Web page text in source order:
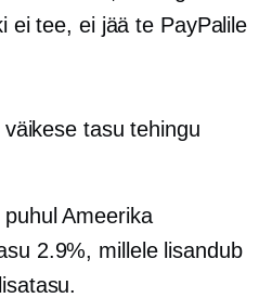
ei tee, ei jää te PayPalile
tasu tehingu
Ameerika
2.9%, millele lisandub